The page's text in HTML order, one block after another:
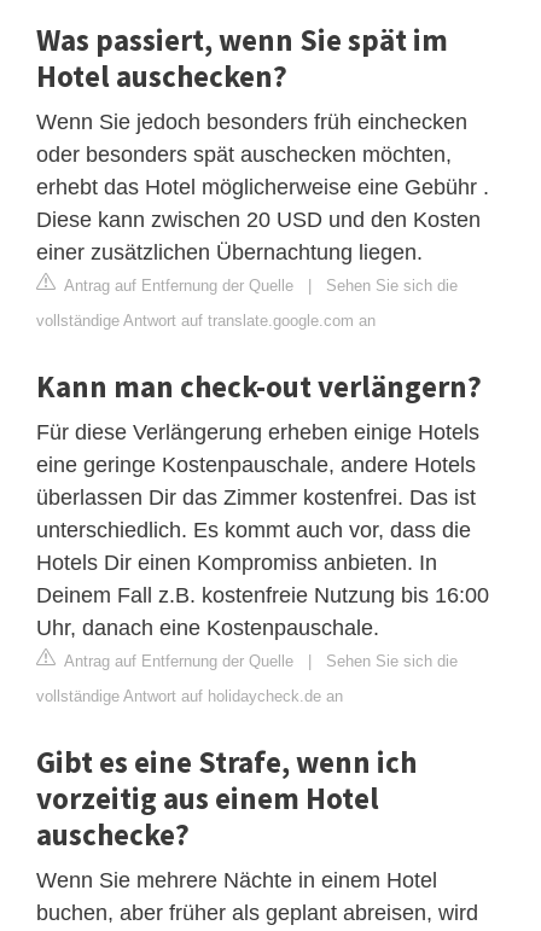
Was passiert, wenn Sie spät im
Hotel auschecken?
Wenn Sie jedoch besonders früh einchecken
oder besonders spät auschecken möchten,
erhebt das Hotel möglicherweise eine Gebühr .
Diese kann zwischen 20 USD und den Kosten
einer zusätzlichen Übernachtung liegen.
Antrag auf Entfernung der Quelle | Sehen Sie sich die
vollständige Antwort auf translate.google.com an
Kann man check-out verlängern?
Für diese Verlängerung erheben einige Hotels
eine geringe Kostenpauschale, andere Hotels
überlassen Dir das Zimmer kostenfrei. Das ist
unterschiedlich. Es kommt auch vor, dass die
Hotels Dir einen Kompromiss anbieten. In
Deinem Fall z.B. kostenfreie Nutzung bis 16:00
Uhr, danach eine Kostenpauschale.
Antrag auf Entfernung der Quelle | Sehen Sie sich die
vollständige Antwort auf holidaycheck.de an
Gibt es eine Strafe, wenn ich
vorzeitig aus einem Hotel
auschecke?
Wenn Sie mehrere Nächte in einem Hotel
buchen, aber früher als geplant abreisen, wird